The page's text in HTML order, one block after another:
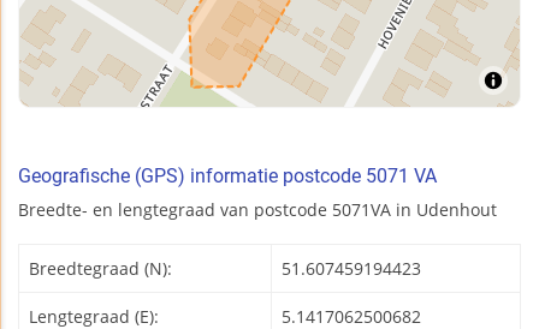
Geografische (GPS) informatie postcode 5071 VA
Breedte- en lengtegraad van postcode 5071VA in Udenhout
Breedtegraad (N): 51.607459194423
Lengtegraad (E): 5.1417062500682